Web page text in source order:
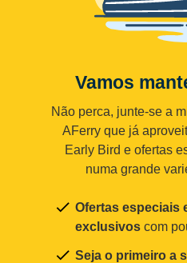
Vamos
Não perca, junte-se a
AFerry que já
Early Bird e ofertas
numa grande
Ofertas especiais
exclusivos com
Seja o primeiro a